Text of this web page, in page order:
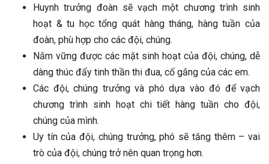
Huynh trưởng đoàn sẽ vạch một chương trình sinh
hoạt & tu học tổng quát hàng tháng, hàng tuần của
đoàn, phù hợp cho các đội, chúng.
Nắm vững được các mặt sinh hoạt của đội, chúng, dễ
dàng thúc đẩy tinh thần thi đua, cố gắng của các em.
Các đội, chúng trưởng và phó dựa vào đó để vạch
chương trình sinh hoạt chi tiết hàng tuần cho đội,
chúng của mình.
Uy tín của đội, chúng trưởng, phó sẽ tăng thêm – vai
trò của đội, chúng trở nên quan trọng hơn.